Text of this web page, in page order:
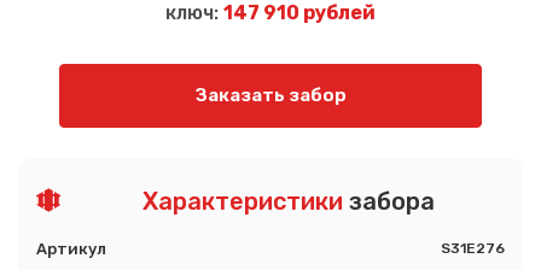
ключ: 147 910 рублей
Заказать забор
Характеристики забора
Артикул S31E276